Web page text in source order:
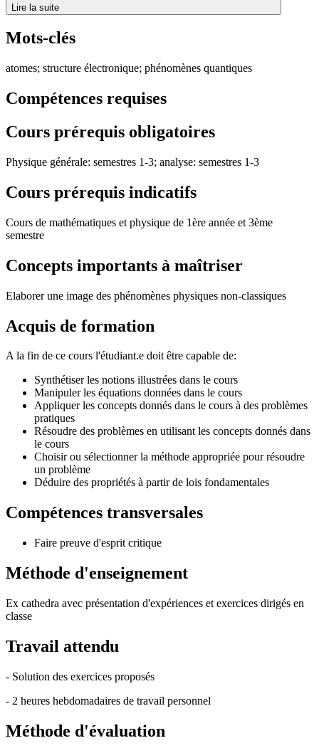
Lire la suite
Mots-clés
atomes; structure électronique; phénomènes quantiques
Compétences requises
Cours prérequis obligatoires
Physique générale: semestres 1-3; analyse: semestres 1-3
Cours prérequis indicatifs
Cours de mathématiques et physique de 1ère année et 3ème
semestre
Concepts importants à maîtriser
Elaborer une image des phénomènes physiques non-classiques
Acquis de formation
A la fin de ce cours l'étudiant.e doit être capable de:
Synthétiser les notions illustrées dans le cours
Manipuler les équations données dans le cours
Appliquer les concepts donnés dans le cours à des problèmes
pratiques
Résoudre des problèmes en utilisant les concepts donnés dans
le cours
Choisir ou sélectionner la méthode appropriée pour résoudre
un problème
Déduire des propriétés à partir de lois fondamentales
Compétences transversales
Faire preuve d'esprit critique
Méthode d'enseignement
Ex cathedra avec présentation d'expériences et exercices dirigés en
classe
Travail attendu
- Solution des exercices proposés
- 2 heures hebdomadaires de travail personnel
Méthode d'évaluation